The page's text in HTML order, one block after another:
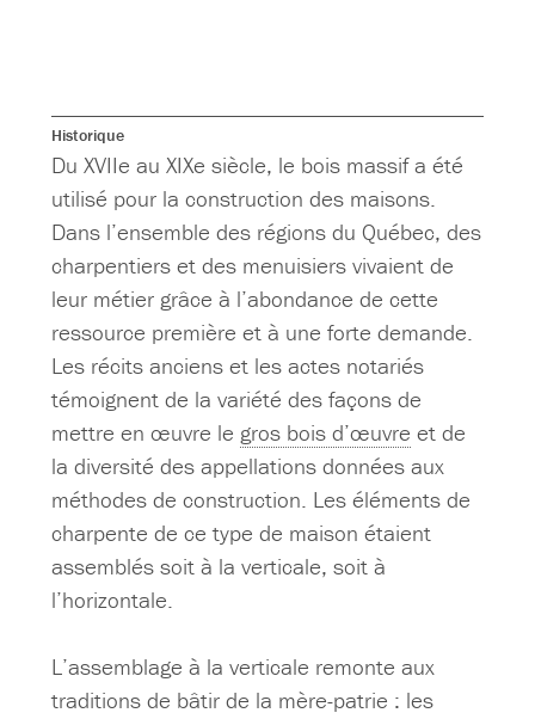
Historique
Du XVIIe au XIXe siècle, le bois massif a été
utilisé pour la construction des maisons.
Dans l’ensemble des régions du Québec, des
charpentiers et des menuisiers vivaient de
leur métier grâce à l’abondance de cette
ressource première et à une forte demande.
Les récits anciens et les actes notariés
témoignent de la variété des façons de
mettre en œuvre le gros bois d’œuvre et de
la diversité des appellations données aux
méthodes de construction. Les éléments de
charpente de ce type de maison étaient
assemblés soit à la verticale, soit à
l’horizontale.
L’assemblage à la verticale remonte aux
traditions de bâtir de la mère-patrie : les